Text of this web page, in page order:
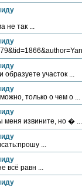
не так ...
участок ...
только о чем о ...
меня извините, но � ...
...
всё равн ...